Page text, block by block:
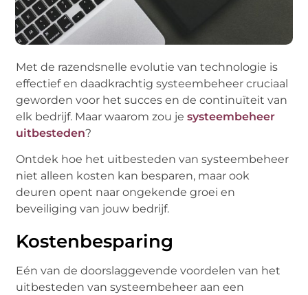
Met de razendsnelle evolutie van technologie is
effectief en daadkrachtig systeembeheer cruciaal
geworden voor het succes en de continuïteit van
elk bedrijf. Maar waarom zou jesysteembeheer
uitbesteden?
Ontdek hoe het uitbesteden van systeembeheer
niet alleen kosten kan besparen, maar ook
deuren opent naar ongekende groei en
beveiliging van jouw bedrijf.
Kostenbesparing
Eén van de doorslaggevende voordelen van het
uitbesteden van systeembeheer aan een